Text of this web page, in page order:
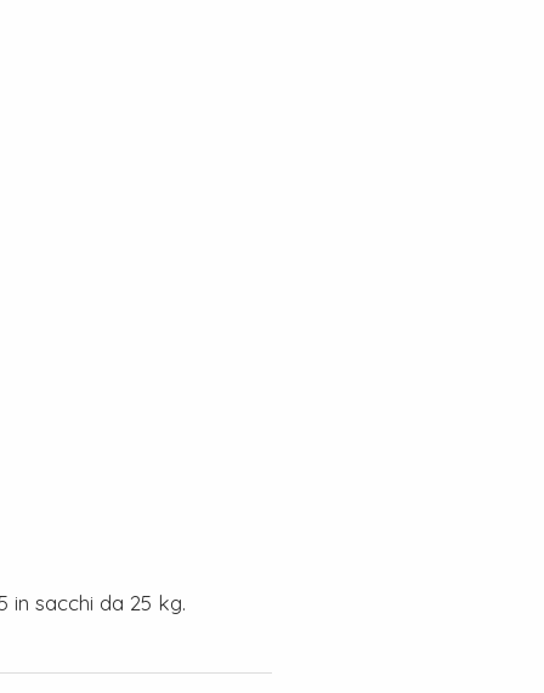
in sacchi da 25 kg.